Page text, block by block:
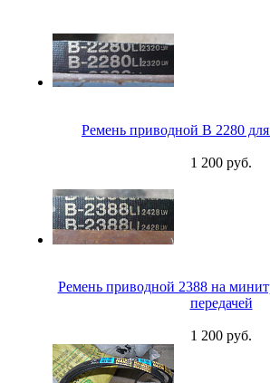
Ремень приводной В 2280
1 200 руб.
Ремень приводной 2388 на
передачей
1 200 руб.